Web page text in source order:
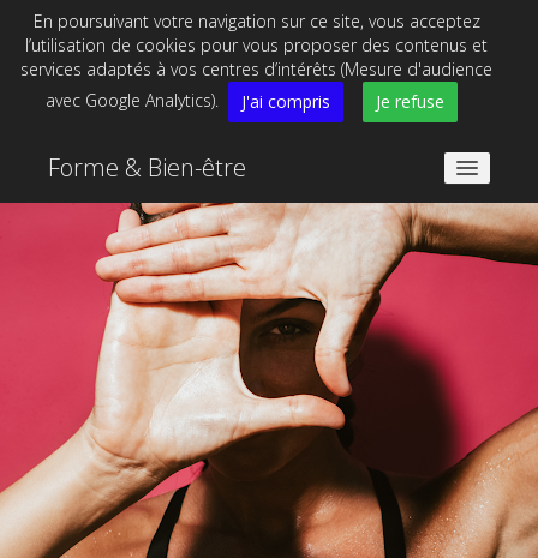
En poursuivant votre navigation sur ce site, vous acceptez
l’utilisation de cookies pour vous proposer des contenus et
services adaptés à vos centres d’intérêts (Mesure d'audience
avec Google Analytics).
J'ai compris Je refuse
Forme & Bien-être
Accueil
Focus
Personal Training
Entreprises/collectivités
Blog